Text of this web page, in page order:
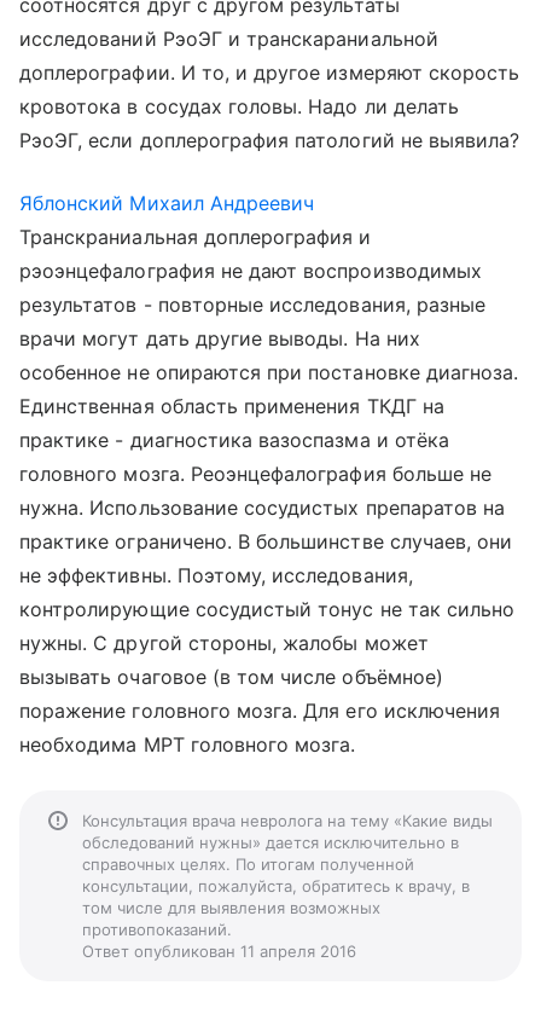
соотносятся друг с другом результаты
исследований РэоЭГ и транскараниальной
доплерографии. И то, и другое измеряют скорость
кровотока в сосудах головы. Надо ли делать
РэоЭГ, если доплерография патологий не выявила?
Яблонский Михаил Андреевич
Транскраниальная доплерография и
рэоэнцефалография не дают воспроизводимых
результатов - повторные исследования, разные
врачи могут дать другие выводы. На них
особенное не опираются при постановке диагноза.
Единственная область применения ТКДГ на
практике - диагностика вазоспазма и отёка
головного мозга. Реоэнцефалография больше не
нужна. Использование сосудистых препаратов на
практике ограничено. В большинстве случаев, они
не эффективны. Поэтому, исследования,
контролирующие сосудистый тонус не так сильно
нужны. С другой стороны, жалобы может
вызывать очаговое (в том числе объёмное)
поражение головного мозга. Для его исключения
необходима МРТ головного мозга.
Консультация врача невролога на тему «Какие виды
обследований нужны» дается исключительно в
справочных целях. По итогам полученной
консультации, пожалуйста, обратитесь к врачу, в
том числе для выявления возможных
противопоказаний.
Ответ опубликован 11 апреля 2016